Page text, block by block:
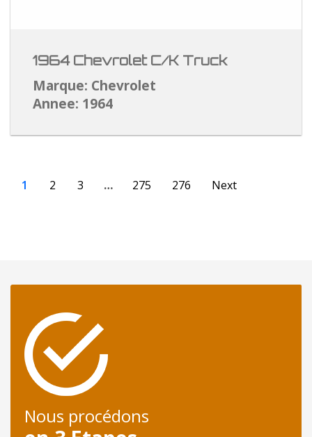
1964 Chevrolet C/K Truck
Marque: Chevrolet
Annee: 1964
1 2 3 … 275 276 Next
Nous procédons